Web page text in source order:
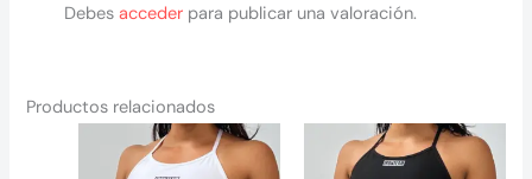
Debes accederpara publicar una valoración.
Productos relacionados